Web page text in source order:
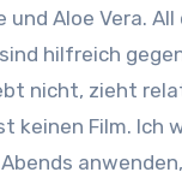
und Aloe Vera. All
hilfreich
nicht, zieht
keinen Film. Ich